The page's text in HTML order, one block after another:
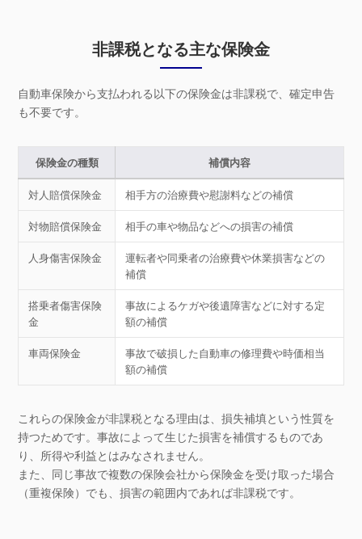
非課税となる主な保険金
自動車保険から支払われる以下の保険金は非課税で、確定申告
も不要です。
保険金の種類 補償内容
対人賠償保険金 相手方の治療費や慰謝料などの補償
対物賠償保険金 相手の車や物品などへの損害の補償
人身傷害保険金
運転者や同乗者の治療費や休業損害などの
補償
搭乗者傷害保険
金
事故によるケガや後遺障害などに対する定
額の補償
車両保険金
事故で破損した自動車の修理費や時価相当
額の補償
これらの保険金が非課税となる理由は、損失補填という性質を
持つためです。事故によって生じた損害を補償するものであ
り、所得や利益とはみなされません。
また、同じ事故で複数の保険会社から保険金を受け取った場合
（重複保険）でも、損害の範囲内であれば非課税です。